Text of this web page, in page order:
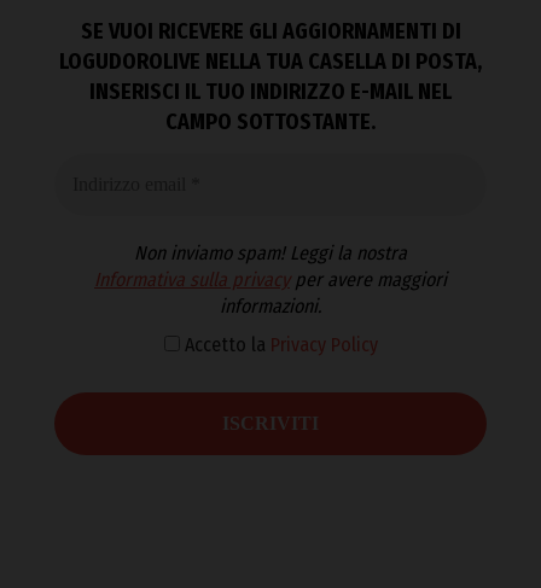
SE VUOI RICEVERE GLI AGGIORNAMENTI DI
LOGUDOROLIVE NELLA TUA CASELLA DI POSTA,
INSERISCI IL TUO INDIRIZZO E-MAIL NEL
CAMPO SOTTOSTANTE.
Non inviamo spam! Leggi la nostra
Informativa sulla privacyper avere maggiori
informazioni.
Accetto la Privacy Policy